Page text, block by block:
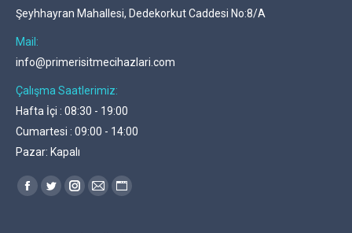
Şeyhhayran Mahallesi, Dedekorkut Caddesi No:8/A
Mail:
info@primerisitmecihazlari.com
Çalışma Saatlerimiz:
Hafta İçi : 08:30 - 19:00
Cumartesi : 09:00 - 14:00
Pazar: Kapalı
Find us on:
Facebook
TwitterInstagram
Mail Website